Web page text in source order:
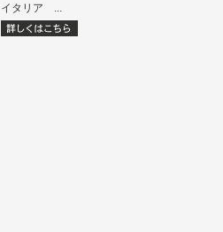
イタリア ...